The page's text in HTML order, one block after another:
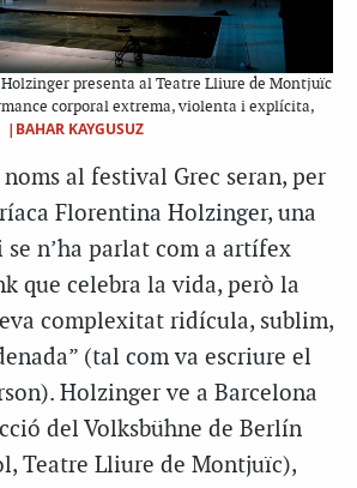
presenta al Teatre Lliure de Montjuïc
corporal extrema, violenta i explícita,
|BAHAR KAYGUSUZ
al festival Grec seran, per
Florentina Holzinger, una
se n’ha parlat com a artífex
que celebra la vida, però la
complexitat ridícula, sublim,
(tal com va escriure el
Holzinger ve a Barcelona
del Volksbühne de Berlín
Teatre Lliure de Montjuïc),